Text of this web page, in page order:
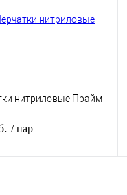
нитриловые Прайм
/ пар